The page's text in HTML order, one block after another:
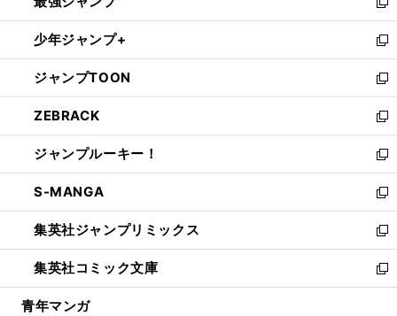
ウ
で
開
く
ィ
ン
ド
ウ
で
開
く
い
ウ
ィ
ン
ド
ウ
で
開
く
新
し
い
ウ
ィ
ン
ド
ウ
で
開
く
少年ジャンプ+
新
し
い
ウ
ィ
ン
ド
ウ
で
開
く
ジャンプTOON
新
し
い
ウ
ィ
ン
ド
ウ
で
開
く
ZEBRACK
新
し
い
ウ
ィ
ン
ド
ウ
で
開
ジャンプルーキー！
新
し
い
ウ
ィ
ン
ド
ウ
S-MANGA
新
し
い
ウ
ィ
ン
集英社ジャンプリミックス
新
し
い
ウ
集英社コミック文庫
新
し
青年マンガ